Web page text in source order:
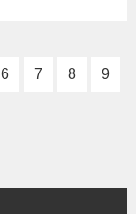
6 7 8 9